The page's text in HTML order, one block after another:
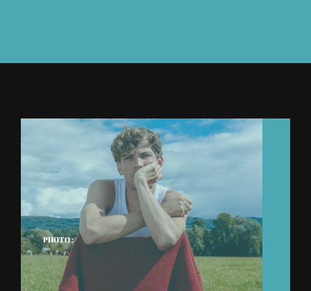
LIRE NUMÉRO 39
PHOTO :